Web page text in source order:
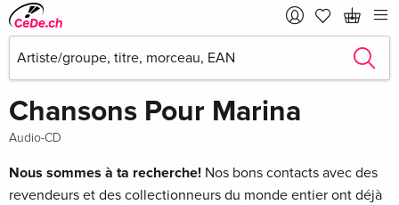
Partager
épuisé
Ginette Girardier
Chansons Pour Marina
Audio-CD
Nous sommes à ta recherche! Nos bons contacts avec des
revendeurs et des collectionneurs du monde entier ont déjà